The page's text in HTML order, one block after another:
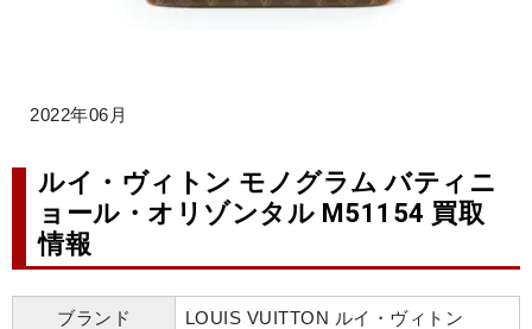
2022年06月
ルイ・ヴィトン モノグラム バティニ
ョール・オリゾンタル M51154 買取
情報
ブランド LOUIS VUITTON ルイ・ヴィトン